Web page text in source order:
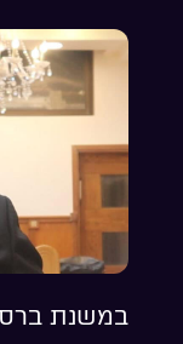
במשנת